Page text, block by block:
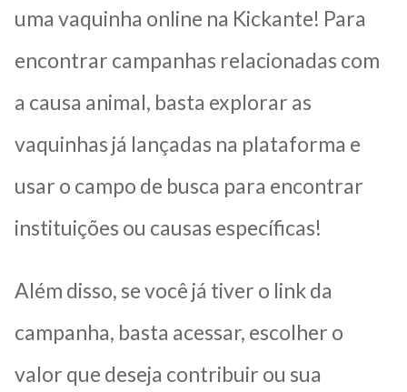
uma vaquinha online na Kickante! Para
encontrar campanhas relacionadas com
a causa animal, basta explorar as
vaquinhas já lançadas na plataforma e
usar o campo de busca para encontrar
instituições ou causas específicas!
Além disso, se você já tiver o link da
campanha, basta acessar, escolher o
valor que deseja contribuir ou sua